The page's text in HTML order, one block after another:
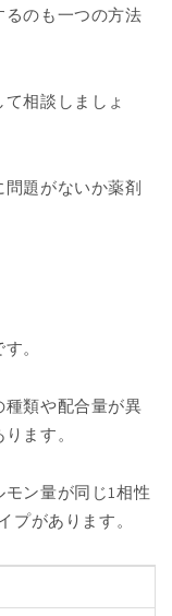
のも一つの方法
相談しましょ
題がないか薬剤
。
種類や配合量が異
ります。
ン量が同じ1相性
プがあります。